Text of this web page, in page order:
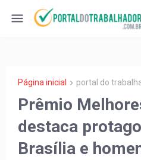
Página inicial portal do
Prêmio
destaca
Brasília e